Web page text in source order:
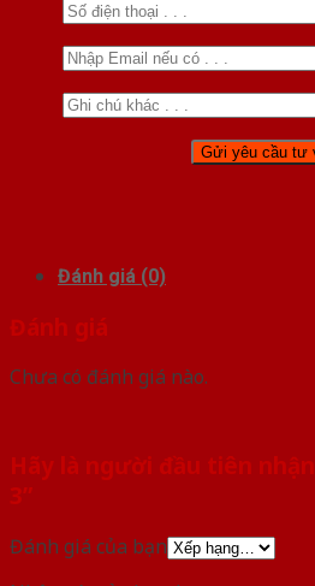
Đánh giá (0)
Đánh giá
Chưa có đánh giá nào.
Hãy là người đầu tiên
3”
Đánh giá của bạn